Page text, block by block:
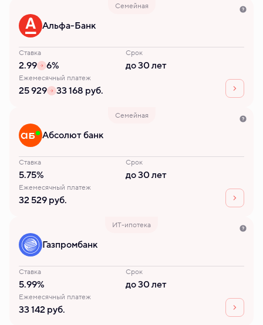
Семейная
Альфа-Банк
Ставка
2.99 6%
Срок
до 30 лет
Ежемесячный платеж
25 929 33 168 руб.
Семейная
Абсолют банк
Ставка
5.75%
Срок
до 30 лет
Ежемесячный платеж
32 529 руб.
ИТ-ипотека
Газпромбанк
Ставка
5.99%
Срок
до 30 лет
Ежемесячный платеж
33 142 руб.